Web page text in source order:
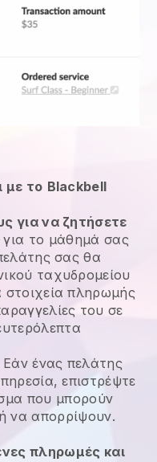
με το Blackbell
για να ζητήσετε
για το μάθημά σας
σας θα
ταχυδρομείου
στοιχεία πληρωμής
του σε
Εάν ένας πελάτης
επιστρέψτε
που μπορούν
να απορρίψουν.
πληρωμές και